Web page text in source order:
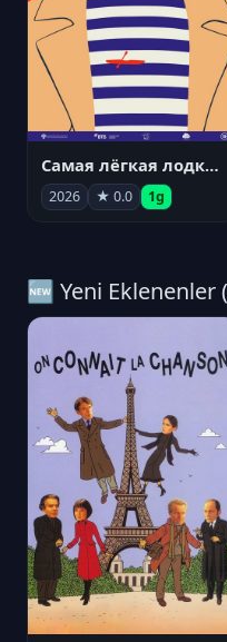
Самая лёгкая лодка в мире
2026 ★ 0.0 1g
🆕 Yeni Eklenenler